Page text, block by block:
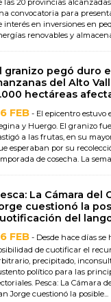
las 20 provincias
convocatoria para
interés en inversiones en
renovables y
granizo pegó duro
del Alto
hectáreas
FEB - El epicentro estuvo
y Huergo. El granizo
a las frutas, en su
esperaban por su
de cosecha. La
La Cámara del
cuestionó la
del
FEB - Desde hace días se
de cuotificar el
precipitado,
político para las
Pesca: La Cámara
Jorge cuestionó la posible...